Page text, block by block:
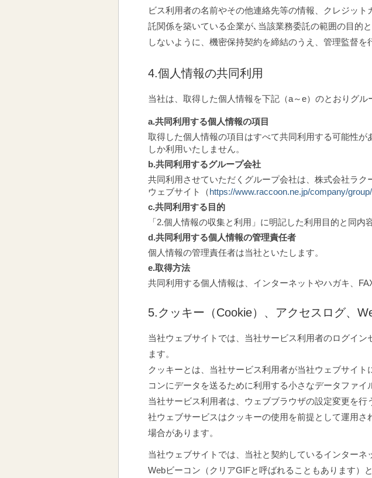
ビス利用者の名前やその他連絡先等の情報、クレジッ
託関係を築いている企業が､当該業務委託の範囲の目的
しないように、機密保持契約を締結のうえ、管理監督を
4.個人情報の共同利用
当社は、取得した個人情報を下記（a～e）のとおりグ
a.共同利用する個人情報の項目
取得した個人情報の項目はすべて共同利用する可能性
しか利用いたしません。
b.共同利用するグループ会社
共同利用させていただくグループ会社は、株式会社ラ
ウェブサイト（https://www.raccoon.ne.jp/company/group/
c.共同利用する目的
「2.個人情報の収集と利用」に明記した利用目的と同内
d.共同利用する個人情報の管理責任者
個人情報の管理責任者は当社といたします。
e.取得方法
共同利用する個人情報は、インターネットやハガキ、
5.クッキー（Cookie）、アクセスログ、
当社ウェブサイトでは、当社サービス利用者のログイ
ます。
クッキーとは、当社サービス利用者が当社ウェブサイ
コンにデータを送るために利用する小さなデータファイ
当社サービス利用者は、ウェブブラウザの設定変更を
社ウェブサービスはクッキーの使用を前提として運用
場合があります。
当社ウェブサイトでは、当社と契約しているインター
Webビーコン（クリアGIFと呼ばれることもあります）